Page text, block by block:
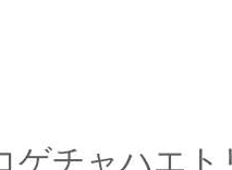
ゲチャハエト